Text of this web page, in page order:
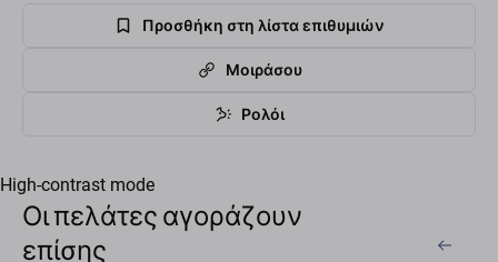
Προσθήκη στη λίστα επιθυμιών
Μοιράσου
Ρολόι
High-contrast mode
Οι πελάτες αγοράζουν
επίσης